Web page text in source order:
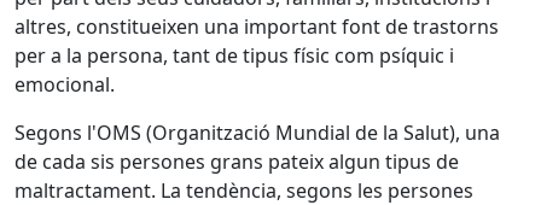
altres, constitueixen una important font de trastorns
per a la persona, tant de tipus físic com psíquic i
emocional.
Segons l'OMS (Organització Mundial de la Salut), una
de cada sis persones grans pateix algun tipus de
maltractament. La tendència, segons les persones